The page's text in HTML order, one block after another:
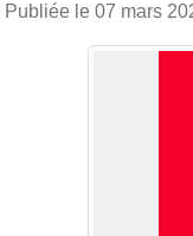
Publiée le 07 mars